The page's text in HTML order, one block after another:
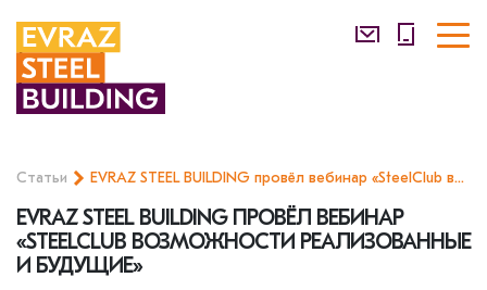
Статьи EVRAZ STEEL BUILDING провёл вебинар «SteelClub возможности реализованные и будущие»
EVRAZ STEEL BUILDING ПРОВЁЛ ВЕБИНАР
«STEELCLUB ВОЗМОЖНОСТИ РЕАЛИЗОВАННЫЕ
И БУДУЩИЕ»